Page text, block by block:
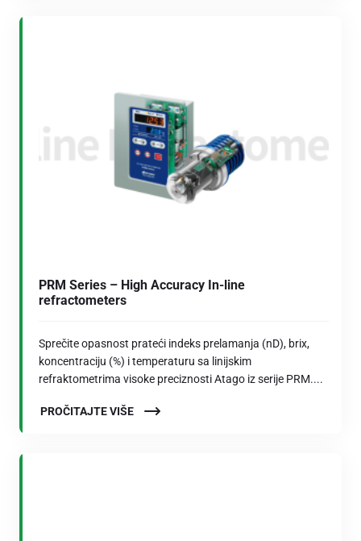
PRM Series – High Accuracy In-line
refractometers
Sprečite opasnost prateći indeks prelamanja (nD), brix,
koncentraciju (%) i temperaturu sa linijskim
refraktometrima visoke preciznosti Atago iz serije PRM....
PROČITAJTE VIŠE